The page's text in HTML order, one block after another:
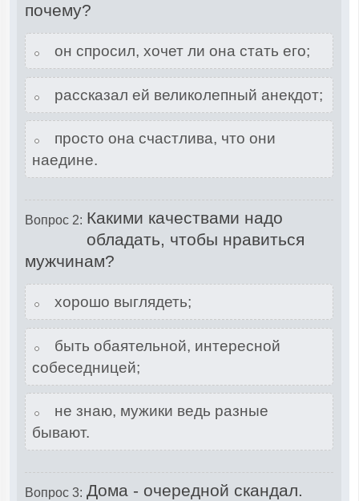
почему?
он спросил, хочет ли она стать его;
рассказал ей великолепный анекдот;
просто она счастлива, что они
наедине.
Вопрос 2: Какими качествами надо
обладать, чтобы нравиться
мужчинам?
хорошо выглядеть;
быть обаятельной, интересной
собеседницей;
не знаю, мужики ведь разные
бывают.
Вопрос 3: Дома - очередной скандал.